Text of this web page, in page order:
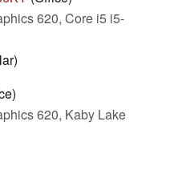
620, Core i5 i5-
620, Kaby Lake